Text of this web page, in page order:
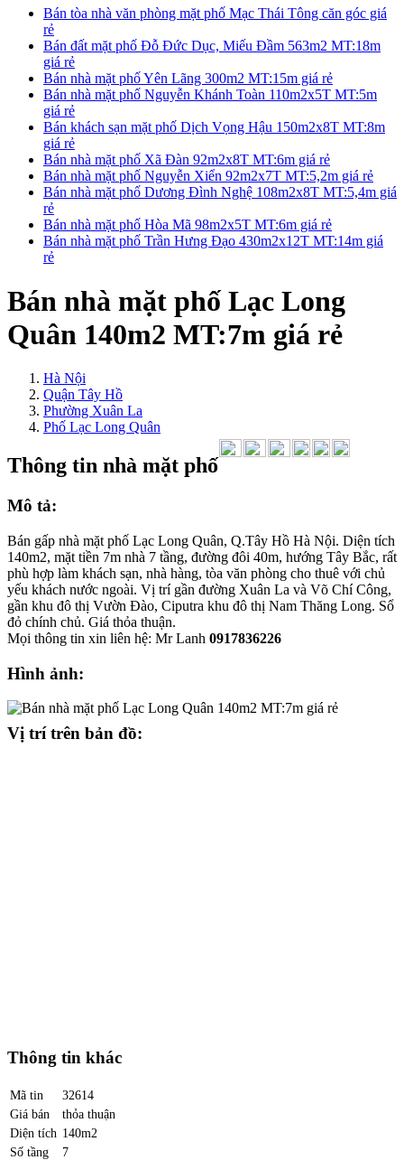
Bán tòa nhà văn phòng mặt phố Mạc Thái Tông căn góc giá
rẻ
Bán đất mặt phố Đỗ Đức Dục, Miếu Đầm 563m2 MT:18m
giá rẻ
Bán nhà mặt phố Yên Lãng 300m2 MT:15m giá rẻ
Bán nhà mặt phố Nguyễn Khánh Toàn 110m2x5T MT:5m
giá rẻ
Bán khách sạn mặt phố Dịch Vọng Hậu 150m2x8T MT:8m
giá rẻ
Bán nhà mặt phố Xã Đàn 92m2x8T MT:6m giá rẻ
Bán nhà mặt phố Nguyễn Xiển 92m2x7T MT:5,2m giá rẻ
Bán nhà mặt phố Dương Đình Nghệ 108m2x8T MT:5,4m giá
rẻ
Bán nhà mặt phố Hòa Mã 98m2x5T MT:6m giá rẻ
Bán nhà mặt phố Trần Hưng Đạo 430m2x12T MT:14m giá
rẻ
Bán nhà mặt phố Lạc Long
Quân 140m2 MT:7m giá rẻ
Hà Nội
Quận Tây Hồ
Phường Xuân La
Phố Lạc Long Quân
Thông tin nhà mặt phố
Mô tả:
Bán gấp nhà mặt phố Lạc Long Quân, Q.Tây Hồ Hà Nội. Diện tích
140m2, mặt tiền 7m nhà 7 tầng, đường đôi 40m, hướng Tây Bắc, rất
phù hợp làm khách sạn, nhà hàng, tòa văn phòng cho thuê với chủ
yếu khách nước ngoài. Vị trí gần đường Xuân La và Võ Chí Công,
gần khu đô thị Vườn Đào, Ciputra khu đô thị Nam Thăng Long. Sổ
đỏ chính chủ. Giá thỏa thuận.
Mọi thông tin xin liên hệ: Mr Lanh 0917836226
Hình ảnh:
Vị trí trên bản đồ:
Thông tin khác
Mã tin
32614
Giá bán
thỏa thuận
Diện tích 140m2
Số tầng
7